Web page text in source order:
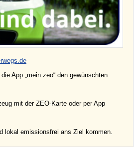
App „mein zeo“ den gewünschten
mit der ZEO-Karte oder per App
lokal emissionsfrei ans Ziel kommen.